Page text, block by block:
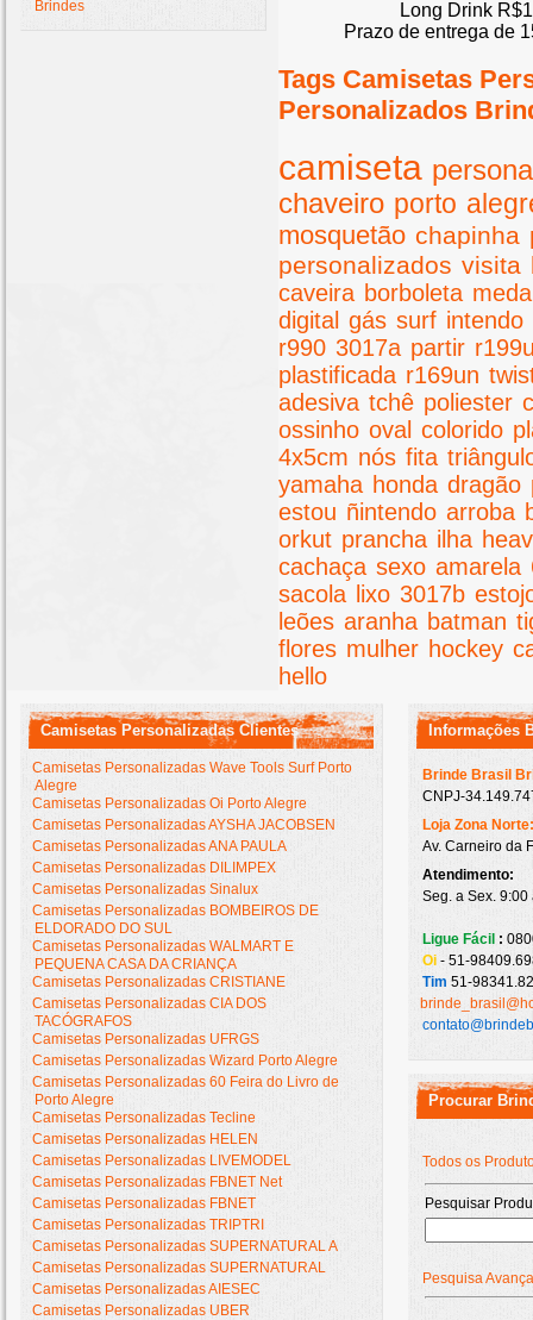
Brindes
Long Drink
Prazo de entrega de
Tags Camisetas
Personalizados
camiseta
chaveiro porto
mosquetão chapinha
personalizados visita
caveira borboleta
digital gás surf intendo
r990 3017a partir
plastificada r169un
adesiva tchê poliester
ossinho oval colorido
4x5cm nós fita
yamaha honda dragão
estou ñintendo arroba
orkut prancha ilha
cachaça sexo amarela
sacola lixo 3017b
leões aranha batman
flores mulher hockey
hello
Camisetas Personalizadas Clientes
Camisetas Personalizadas Wave Tools Surf Porto
Alegre
Camisetas Personalizadas Oi Porto Alegre
Camisetas Personalizadas AYSHA JACOBSEN
Camisetas Personalizadas ANA PAULA
Camisetas Personalizadas DILIMPEX
Camisetas Personalizadas Sinalux
Camisetas Personalizadas BOMBEIROS DE
ELDORADO DO SUL
Camisetas Personalizadas WALMART E
PEQUENA CASA DA CRIANÇA
Camisetas Personalizadas CRISTIANE
Camisetas Personalizadas CIA DOS
TACÓGRAFOS
Camisetas Personalizadas UFRGS
Camisetas Personalizadas Wizard Porto Alegre
Camisetas Personalizadas 60 Feira do Livro de
Porto Alegre
Camisetas Personalizadas Tecline
Camisetas Personalizadas HELEN
Camisetas Personalizadas LIVEMODEL
Camisetas Personalizadas FBNET Net
Camisetas Personalizadas FBNET
Camisetas Personalizadas TRIPTRI
Camisetas Personalizadas SUPERNATURAL A
Camisetas Personalizadas SUPERNATURAL
Camisetas Personalizadas AIESEC
Camisetas Personalizadas UBER
Informações
Brinde Brasil
CNPJ-
Loja Zona
Av. Carneiro da
Atendimento:
Seg. a Sex.
Ligue Fácil :
Oi - 51-
Tim 51-
Procurar
Todos os
Pesquisar
Pesquisa